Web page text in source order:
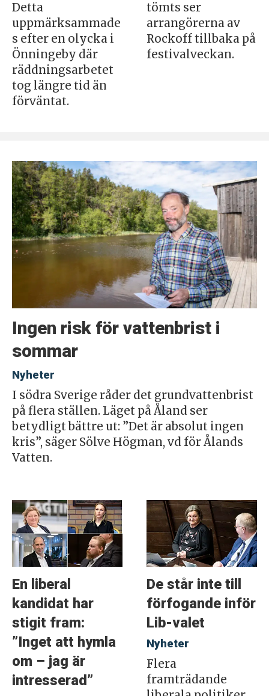
Detta
uppmärksammade
s efter en olycka i
Önningeby där
räddningsarbetet
tog längre tid än
förväntat.
tömts ser
arrangörerna av
Rockoff tillbaka på
festivalveckan.
Ingen risk för vattenbrist i
sommar
Nyheter
I södra Sverige råder det grundvattenbrist
på flera ställen. Läget på Åland ser
betydligt bättre ut: ”Det är absolut ingen
kris”, säger Sölve Högman, vd för Ålands
Vatten.
En liberal
kandidat har
stigit fram:
”Inget att hymla
om – jag är
intresserad”
De står inte till
förfogande inför
Lib-valet
Nyheter
Flera
framträdande